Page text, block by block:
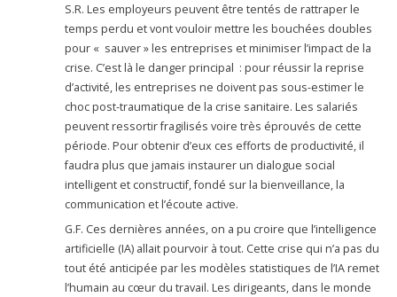
S.R. Les employeurs peuvent être tentés de rattraper le
temps perdu et vont vouloir mettre les bouchées doubles
pour « sauver » les entreprises et minimiser l’impact de la
crise. C’est là le danger principal : pour réussir la reprise
d’activité, les entreprises ne doivent pas sous-estimer le
choc post-traumatique de la crise sanitaire. Les salariés
peuvent ressortir fragilisés voire très éprouvés de cette
période. Pour obtenir d’eux ces efforts de productivité, il
faudra plus que jamais instaurer un dialogue social
intelligent et constructif, fondé sur la bienveillance, la
communication et l’écoute active.
G.F. Ces dernières années, on a pu croire que l’intelligence
artificielle (IA) allait pourvoir à tout. Cette crise qui n’a pas du
tout été anticipée par les modèles statistiques de l’IA remet
l’humain au cœur du travail. Les dirigeants, dans le monde